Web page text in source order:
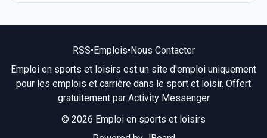
RSS•Emplois•Nous Contacter
Emploi en sports et loisirs est un site d'emploi uniquement
pour les emplois et carrière dans le sport et loisir. Offert
gratuitement par Activity Messenger
© 2026 Emploi en sports et loisirs